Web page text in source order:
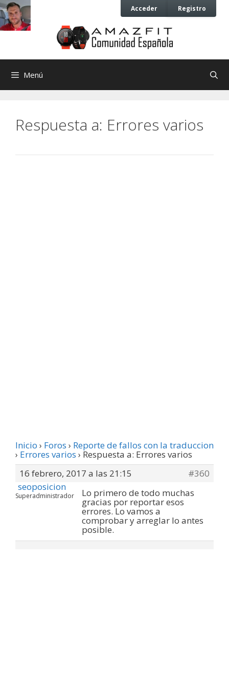
Saltar
al
contenido
Acceder Registro
Saltar
al
contenido
Menú
Respuesta a: Errores varios
Inicio › Foros › Reporte de fallos con la traduccion
› Errores varios › Respuesta a: Errores varios
16 febrero, 2017 a las 21:15
#360
seoposicion
Superadministrador Lo primero de todo muchas
gracias por reportar esos
errores. Lo vamos a
comprobar y arreglar lo antes
posible.